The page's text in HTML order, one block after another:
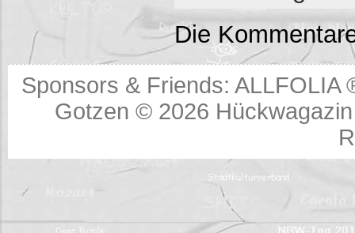
Die
Sponsors & Friends:ALLFOLIA
Gotzen © 2026